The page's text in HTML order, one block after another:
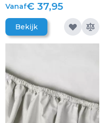
Vanaf€ 37,95
Bekijk